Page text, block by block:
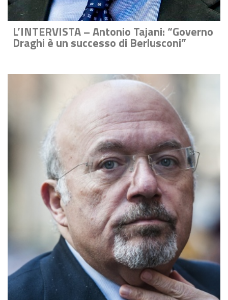
L’INTERVISTA – Antonio Tajani: “Governo
Draghi è un successo di Berlusconi”